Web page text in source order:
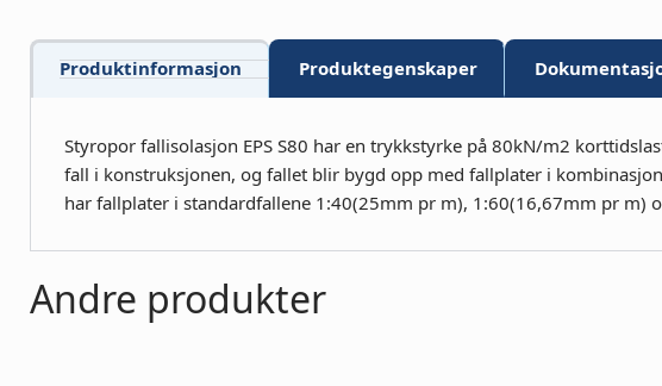
Produktinformasjon Produktegenskaper
Styropor fallisolasjon EPS S80 har en trykkstyrke på 80kN/m2
fall i konstruksjonen, og fallet blir bygd opp med fallplater i
har fallplater i standardfallene 1:40(25mm pr m), 1:60(16,67mm pr m)
Andre produkter